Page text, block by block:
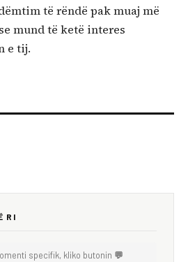
të rëndë pak muaj më
mund të ketë interes
e tij.
RI
specifik, kliko butonin 💬